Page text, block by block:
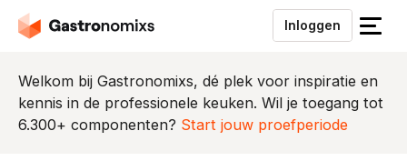
Inloggen
S
u
i
Welkom bij Gastronomixs, dé plek voor inspiratie en
kennis in de professionele keuken. Wil je toegang tot
6.300+ componenten? Start jouw proefperiode